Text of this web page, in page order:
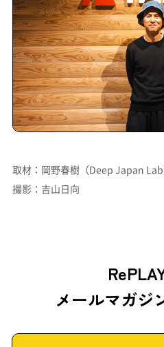
取材：岡野春樹（Deep Japan
撮影：吉山日向
メールマガジ